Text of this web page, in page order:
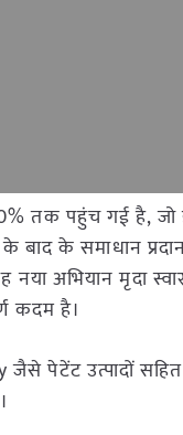
तक पहुंच गई है,
बाद के समाधान
नया अभियान मृदा
कदम है।
पेटेंट उत्पादों